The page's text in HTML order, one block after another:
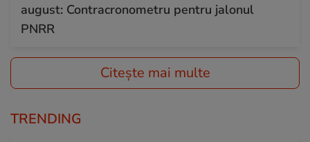
august: Contracronometru pentru jalonul
PNRR
Citește mai multe
TRENDING